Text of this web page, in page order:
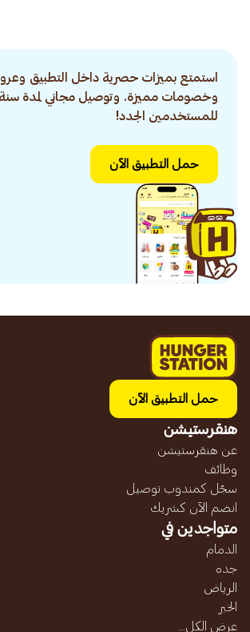
استمتع بميزات حصرية داخل التطبيق
وخصومات مميزة. وتوصيل مجاني لمدة سنة
للمستخدمين الجدد!
حمل التطبيق الآن
حمل التطبيق الآن
هنقرستيشن
عن هنقرستيشن
وظائف
سجّل كمندوب توصيل
انضم الآن كشريك
متواجدين في
الدمام
جده
الرياض
الخبر
عرض الكل...